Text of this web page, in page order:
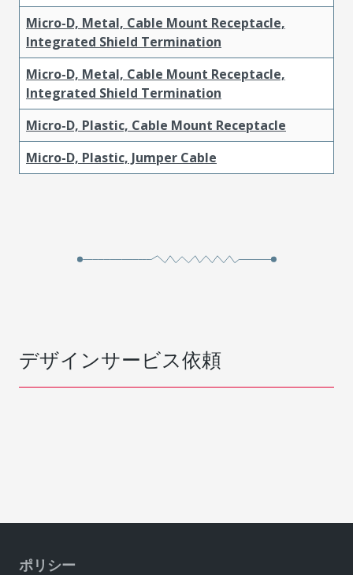
Micro-D, Metal, Cable Mount Receptacle,
Integrated Shield Termination
Micro-D, Metal, Cable Mount Receptacle,
Integrated Shield Termination
Micro-D, Plastic, Cable Mount Receptacle
Micro-D, Plastic, Jumper Cable
デザインサービス依頼
ポリシー